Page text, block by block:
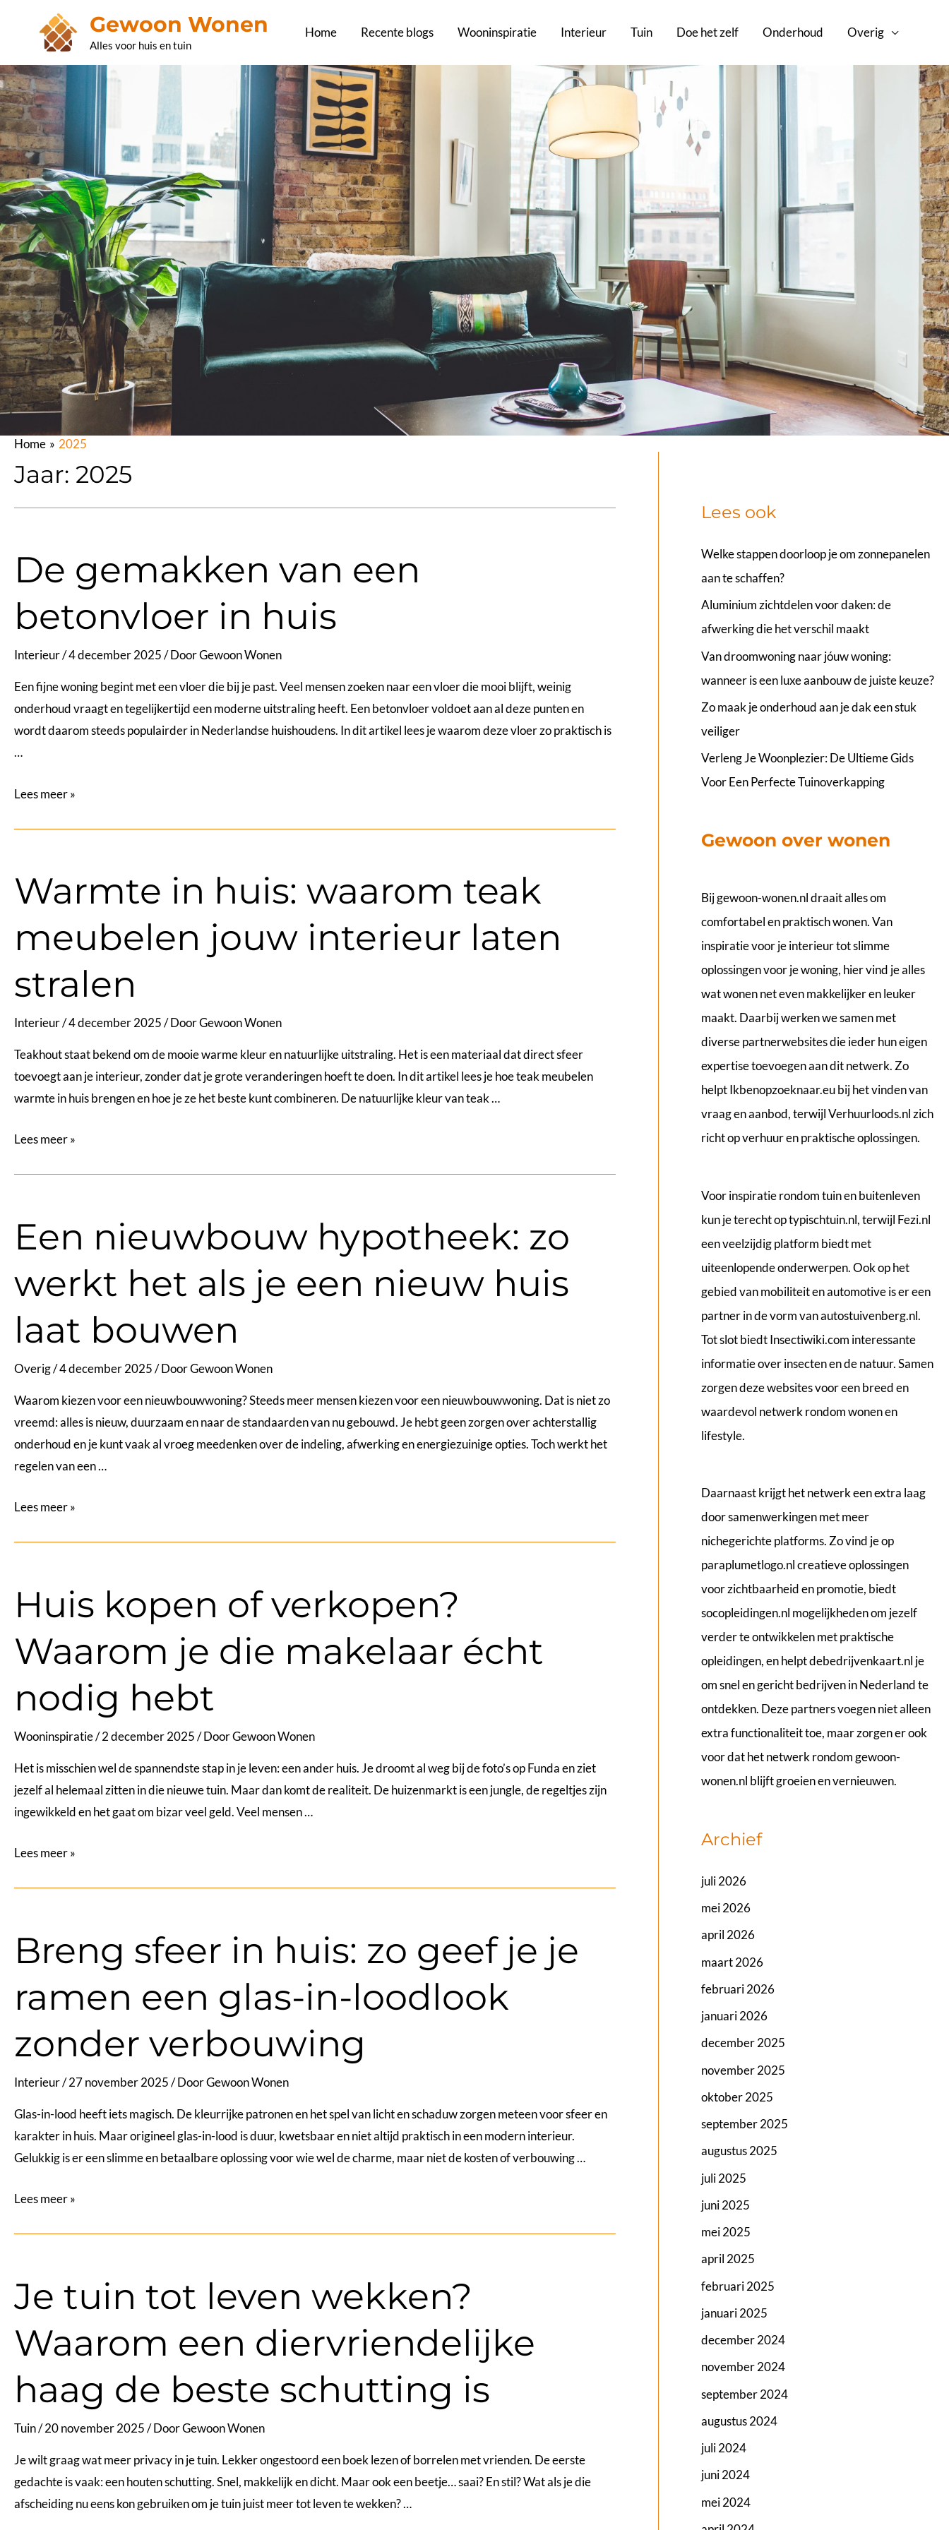
inhoud
Gewoon Wonen
Alles voor huis en tuin
Home Recente blogs Wooninspiratie Interieur Tuin Doe het zelf Onderhoud Overig
Home 2025
Jaar: 2025
De gemakken van een
betonvloer in huis
Interieur/4 december 2025/ DoorGewoon Wonen
Een fijne woning begint met een vloer die bij je past. Veel mensen zoeken naar een vloer die mooi blijft, weinig
onderhoud vraagt en tegelijkertijd een moderne uitstraling heeft. Een betonvloer voldoet aan al deze punten en
wordt daarom steeds populairder in Nederlandse huishoudens. In dit artikel lees je waarom deze vloer zo praktisch is
…
De
betonvloer
in
Lees meer »
Warmte in huis: waarom teak
meubelen jouw interieur laten
stralen
Interieur/4 december 2025/ DoorGewoon Wonen
Teakhout staat bekend om de mooie warme kleur en natuurlijke uitstraling. Het is een materiaal dat direct sfeer
toevoegt aan je interieur, zonder dat je grote veranderingen hoeft te doen. In dit artikel lees je hoe teak meubelen
warmte in huis brengen en hoe je ze het beste kunt combineren. De natuurlijke kleur van teak …
Warmte
teak
meubelen
interieur
laten
stralen
Lees meer »
Een nieuwbouw hypotheek: zo
werkt het als je een nieuw huis
laat bouwen
Overig/4 december 2025/ DoorGewoon Wonen
Waarom kiezen voor een nieuwbouwwoning? Steeds meer mensen kiezen voor een nieuwbouwwoning. Dat is niet zo
vreemd: alles is nieuw, duurzaam en naar de standaarden van nu gebouwd. Je hebt geen zorgen over achterstallig
onderhoud en je kunt vaak al vroeg meedenken over de indeling, afwerking en energiezuinige opties. Toch werkt het
regelen van een …
Een
werkt
het
als
je
nieuw
bouwen
Lees meer »
Huis kopen of verkopen?
Waarom je die makelaar écht
nodig hebt
Wooninspiratie/2 december 2025/ DoorGewoon Wonen
Het is misschien wel de spannendste stap in je leven: een ander huis. Je droomt al weg bij de foto’s op Funda en ziet
jezelf al helemaal zitten in die nieuwe tuin. Maar dan komt de realiteit. De huizenmarkt is een jungle, de regeltjes zijn
ingewikkeld en het gaat om bizar veel geld. Veel mensen …
Huis
Waarom
je
makelaar
nodig
Lees meer »
Breng sfeer in huis: zo geef je je
ramen een glas-in-loodlook
zonder verbouwing
Interieur/27 november 2025/ DoorGewoon Wonen
Glas-in-lood heeft iets magisch. De kleurrijke patronen en het spel van licht en schaduw zorgen meteen voor sfeer en
karakter in huis. Maar origineel glas-in-lood is duur, kwetsbaar en niet altijd praktisch in een modern interieur.
Gelukkig is er een slimme en betaalbare oplossing voor wie wel de charme, maar niet de kosten of verbouwing …
Breng
zo
geef
je
je
ramen
een
loodlook
zonder
verbouwing
Lees meer »
Je tuin tot leven wekken?
Waarom een diervriendelijke
haag de beste schutting is
Tuin/20 november 2025/ DoorGewoon Wonen
Je wilt graag wat meer privacy in je tuin. Lekker ongestoord een boek lezen of borrelen met vrienden. De eerste
gedachte is vaak: een houten schutting. Snel, makkelijk en dicht. Maar ook een beetje… saai? En stil? Wat als je die
afscheiding nu eens kon gebruiken om je tuin juist meer tot leven te wekken? …
Lees ook
Welke stappen doorloop je om zonnepanelen
aan te schaffen?
Aluminium zichtdelen voor daken: de
afwerking die het verschil maakt
Van droomwoning naar jóuw woning:
wanneer is een luxe aanbouw de juiste keuze?
Zo maak je onderhoud aan je dak een stuk
veiliger
Verleng Je Woonplezier: De Ultieme Gids
Voor Een Perfecte Tuinoverkapping
Gewoon over wonen
Bijgewoon-wonen.nldraait alles om
comfortabel en praktisch wonen. Van
inspiratie voor je interieur tot slimme
oplossingen voor je woning, hier vind je alles
wat wonen net even makkelijker en leuker
maakt. Daarbij werken we samen met
diverse partnerwebsites die ieder hun eigen
expertise toevoegen aan dit netwerk. Zo
helptIkbenopzoeknaar.eubij het vinden van
vraag en aanbod, terwijlVerhuurloods.nlzich
richt op verhuur en praktische oplossingen.
Voor inspiratie rondom tuin en buitenleven
kun je terecht optypischtuin.nl, terwijl Fezi.nl
een veelzijdig platform biedt met
uiteenlopende onderwerpen. Ook op het
gebied van mobiliteit en automotive is er een
partner in de vorm vanautostuivenberg.nl.
Tot slot biedtInsectiwiki.com interessante
informatie over insecten en de natuur. Samen
zorgen deze websites voor een breed en
waardevol netwerk rondom wonen en
lifestyle.
Daarnaast krijgt het netwerk een extra laag
door samenwerkingen met meer
nichegerichte platforms. Zo vind je op
paraplumetlogo.nlcreatieve oplossingen
voor zichtbaarheid en promotie, biedt
socopleidingen.nl mogelijkheden om jezelf
verder te ontwikkelen met praktische
opleidingen, en helptdebedrijvenkaart.nl je
om snel en gericht bedrijven in Nederland te
ontdekken. Deze partners voegen niet alleen
extra functionaliteit toe, maar zorgen er ook
voor dat het netwerk rondom gewoon-
wonen.nl blijft groeien en vernieuwen.
Archief
juli 2026
mei 2026
april 2026
maart 2026
februari 2026
januari 2026
december 2025
november 2025
oktober 2025
september 2025
augustus 2025
juli 2025
juni 2025
mei 2025
april 2025
februari 2025
januari 2025
december 2024
november 2024
september 2024
augustus 2024
juli 2024
juni 2024
mei 2024